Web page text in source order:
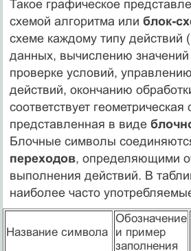
Такое графическое
схемой алгоритма или блок-
схеме каждому типу действий
данных, вычислению
проверке условий,
действий, окончанию
соответствует геометрическая
представленная в виде
Блочные символы
переходов, определяющими
выполнения действий. В
наиболее часто
Название символа
Обозначение
и пример
заполнения